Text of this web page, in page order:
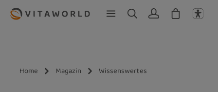
Zum Hauptinhalt springen
Home Magazin Wissenswertes